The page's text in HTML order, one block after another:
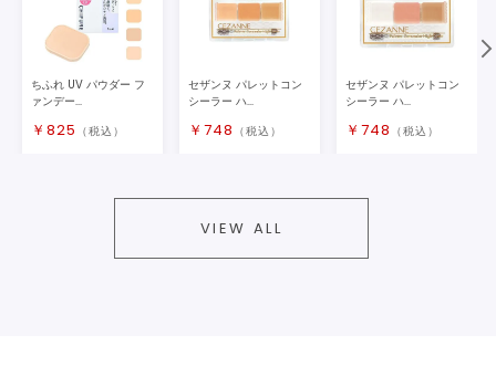
ちふれ UV パウダー フ
ァンデー...
￥ 825 （税込）
セザンヌ パレットコン
シーラー ハ...
￥ 748 （税込）
セザンヌ パレットコン
シーラー ハ...
￥ 748 （税込）
VIEW ALL